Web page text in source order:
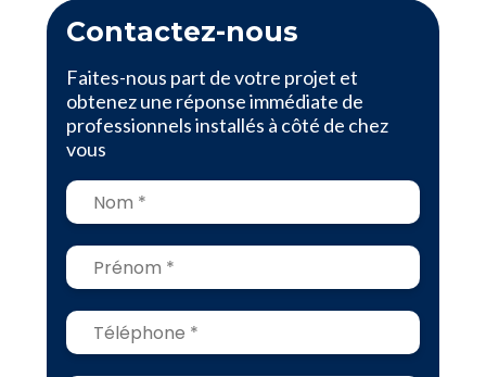
Contactez-nous
Faites-nous part de votre projet et
obtenez une réponse immédiate de
professionnels installés à côté de chez
vous